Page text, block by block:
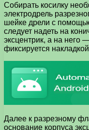
Собирать косилку
электродрель
шейке дрели с
следует надеть на
эксцентрик, а на него
фиксируется
Далее к разрезному
основание корпуса